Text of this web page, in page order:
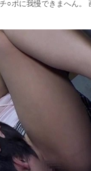
○ポに我慢できまへん。